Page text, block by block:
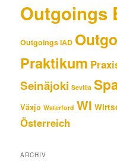
Outgoings
Outgoings IAD
Praktikum
Seinäjoki Sevilla
Växjo Waterford WI
Österreich
ARCHIV